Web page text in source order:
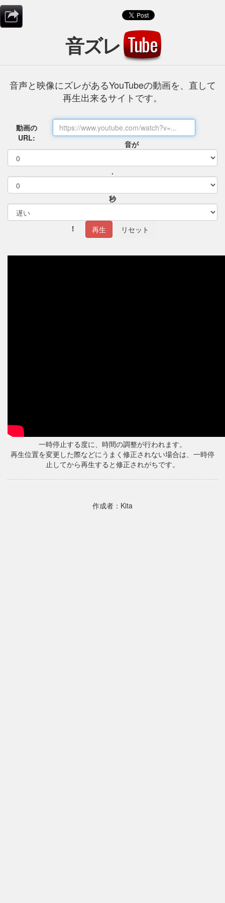
音ズレ Tube
音声と映像にズレがあるYouTubeの動画を、直して
再生出来るサイトです。
動画の
URL:
音が
.
秒
！
一時停止する度に、時間の調整が行われます。
再生位置を変更した際などにうまく修正されない場合は、一時停
止してから再生すると修正されがちです。
作成者：Kita